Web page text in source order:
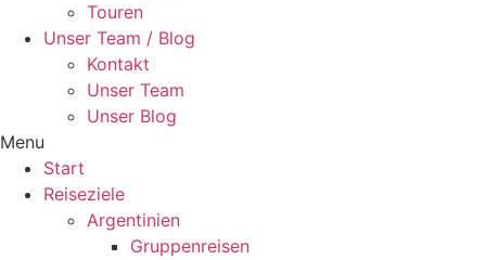
Touren
Unser Team / Blog
Kontakt
Unser Team
Unser Blog
Menu
Start
Reiseziele
Argentinien
Gruppenreisen